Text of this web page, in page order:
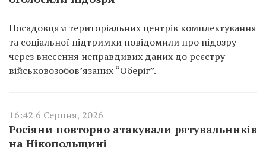
Посадовцям територіальних центрів комплектування
та соціальної підтримки повідомили про підозру
через внесення неправдивих даних до реєстру
військовозобов’язаних “Оберіг”.
16:42 6 Серпня, 2026
Росіяни повторно атакували рятувальників
на Нікопольщині